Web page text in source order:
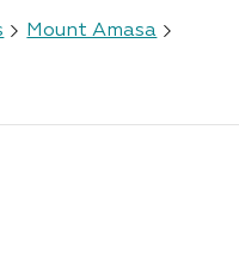
Mount Amasa